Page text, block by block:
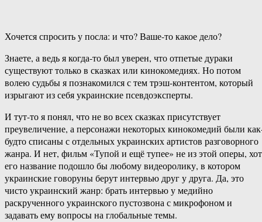
Хочется спросить у посла: и что? Ваше-то какое дело?
Знаете, а ведь я когда-то был уверен, что отпетые дураки
существуют только в сказках или кинокомедиях. Но потом
волею судьбы я познакомился с тем трэш-контентом, который
изрыгают из себя украинские псевдоэксперты.
И тут-то я понял, что не во всех сказках присутствует
преувеличение, а персонажи некоторых кинокомедий были
будто списаны с отдельных украинских артистов разговорного
жанра. И нет, фильм «Тупой и ещё тупее» не из этой оперы,
его название подошло бы любому видеоролику, в котором
украинские говоруны берут интервью друг у друга. Да, это
чисто украинский жанр: брать интервью у медийно
раскрученного украинского пустозвона с микрофоном и
задавать ему вопросы на глобальные темы.